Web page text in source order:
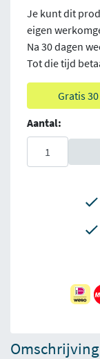
Je kunt dit
eigen
Na 30 dagen
Tot die tijd
Gratis
Aantal: